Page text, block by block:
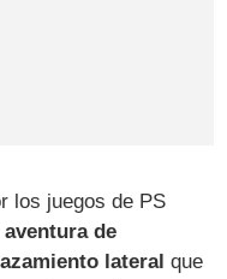
los juegos de PS
aventura de
lateral que